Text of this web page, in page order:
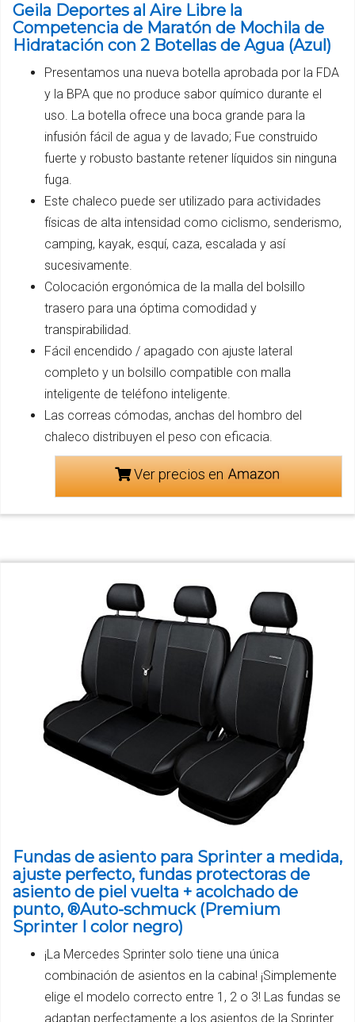
Geila Deportes al Aire Libre la
Competencia de Maratón de Mochila de
Hidratación con 2 Botellas de Agua (Azul)
Presentamos una nueva botella aprobada por la FDA
y la BPA que no produce sabor químico durante el
uso. La botella ofrece una boca grande para la
infusión fácil de agua y de lavado; Fue construido
fuerte y robusto bastante retener líquidos sin ninguna
fuga.
Este chaleco puede ser utilizado para actividades
físicas de alta intensidad como ciclismo, senderismo,
camping, kayak, esquí, caza, escalada y así
sucesivamente.
Colocación ergonómica de la malla del bolsillo
trasero para una óptima comodidad y
transpirabilidad.
Fácil encendido / apagado con ajuste lateral
completo y un bolsillo compatible con malla
inteligente de teléfono inteligente.
Las correas cómodas, anchas del hombro del
chaleco distribuyen el peso con eficacia.
Ver precios en
Fundas de asiento para Sprinter a medida,
ajuste perfecto, fundas protectoras de
asiento de piel vuelta + acolchado de
punto, ®Auto-schmuck (Premium
Sprinter I color negro)
¡La Mercedes Sprinter solo tiene una única
combinación de asientos en la cabina! ¡Simplemente
elige el modelo correcto entre 1, 2 o 3! Las fundas se
adaptan perfectamente a los asientos de la Sprinter